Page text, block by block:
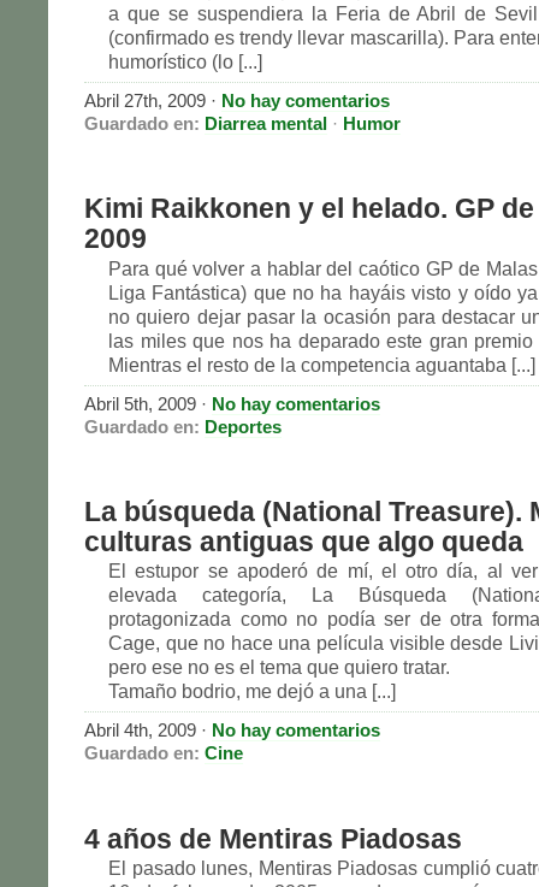
a que se suspendiera la Feria de Abril de
(confirmado es trendy llevar mascarilla). Para
humorístico (lo [...]
Abril 27th, 2009 · No hay comentarios
Guardado en: Diarrea mental · Humor
Kimi Raikkonen y el helado. GP
2009
Para qué volver a hablar del caótico GP de
Liga Fantástica) que no ha hayáis visto y oído
no quiero dejar pasar la ocasión para destacar
las miles que nos ha deparado este gran
Mientras el resto de la competencia aguantaba [...]
Abril 5th, 2009 · No hay comentarios
Guardado en: Deportes
La búsqueda (National Treasure).
culturas antiguas que algo queda
El estupor se apoderó de mí, el otro día, al
elevada categoría, La Búsqueda
protagonizada como no podía ser de otra
Cage, que no hace una película visible desde
pero ese no es el tema que quiero tratar.
Tamaño bodrio, me dejó a una [...]
Abril 4th, 2009 · No hay comentarios
Guardado en: Cine
4 años de Mentiras Piadosas
El pasado lunes, Mentiras Piadosas cumplió